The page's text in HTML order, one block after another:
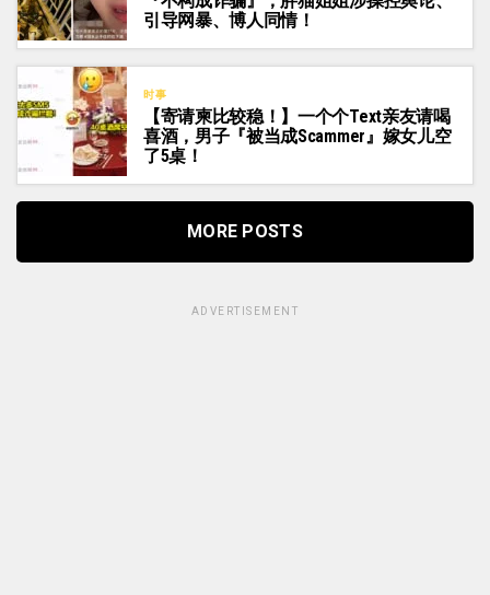
引导网暴、博人同情！
时事
【寄请柬比较稳！】一个个Text亲友请喝
喜酒，男子『被当成Scammer』嫁女儿空
了5桌！
MORE POSTS
ADVERTISEMENT